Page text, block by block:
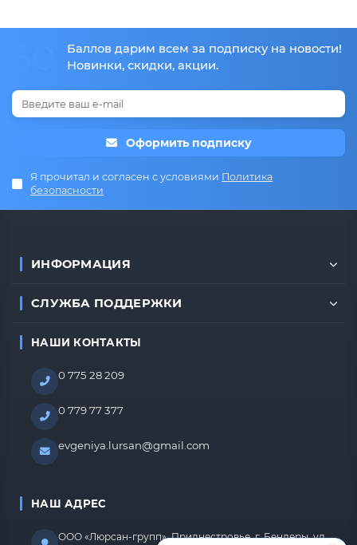
Баллов дарим всем за подписку на новости!
Новинки, скидки, акции.
Оформить подписку
Я прочитал и согласен с условиями Политика
безопасности
ИНФОРМАЦИЯ
СЛУЖБА ПОДДЕРЖКИ
НАШИ КОНТАКТЫ
0 775 28 209
0 779 77 377
evgeniya.lursan@gmail.com
НАШ АДРЕС
ООО «Люрсан-групп», Приднестровье, г. Бендеры, ул.